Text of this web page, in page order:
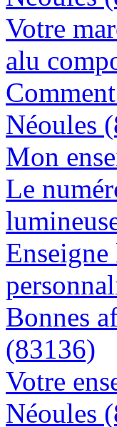
Votre
alu
Néoules
Mon
Le
Bonnes
(83136)
Votre
Néoules